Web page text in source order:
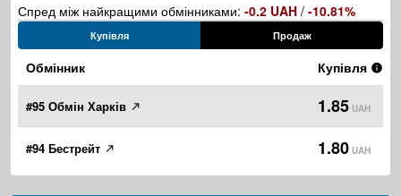
Спред між найкращими обмінниками: -0.2 UAH / -10.81%
Купівля Продаж
Обмінник Купівля
#95 Обмін Харків 1.85 UAH
#94 Бестрейт 1.80 UAH